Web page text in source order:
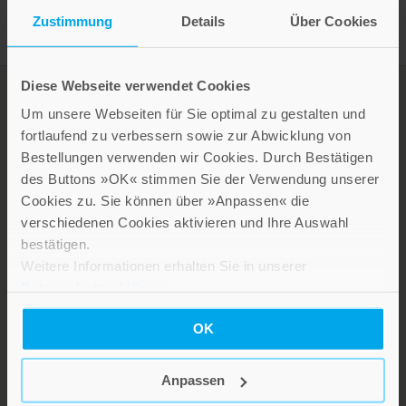
Zustimmung Details Über Cookies
Diese Webseite verwendet Cookies
Um unsere Webseiten für Sie optimal zu gestalten und
fortlaufend zu verbessern sowie zur Abwicklung von
Bestellungen verwenden wir Cookies. Durch Bestätigen
des Buttons »OK« stimmen Sie der Verwendung unserer
Cookies zu. Sie können über »Anpassen« die
verschiedenen Cookies aktivieren und Ihre Auswahl
bestätigen.
Weitere Informationen erhalten Sie in unserer
OK
Anpassen
KARRIERE